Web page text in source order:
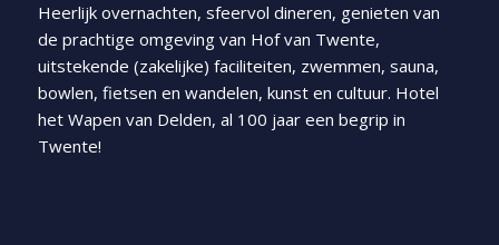
Heerlijk overnachten, sfeervol dineren, genieten van
de prachtige omgeving van Hof van Twente,
uitstekende (zakelijke) faciliteiten, zwemmen, sauna,
bowlen, fietsen en wandelen, kunst en cultuur. Hotel
het Wapen van Delden, al 100 jaar een begrip in
Twente!